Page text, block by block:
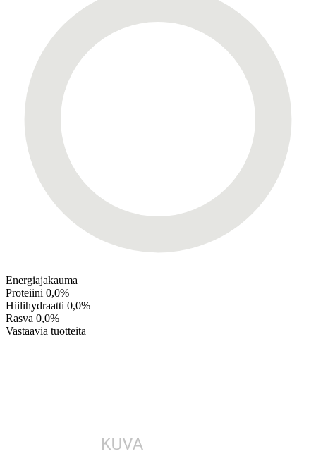
Energiajakauma
Proteiini 0,0%
Hiilihydraatti 0,0%
Rasva 0,0%
Vastaavia tuotteita